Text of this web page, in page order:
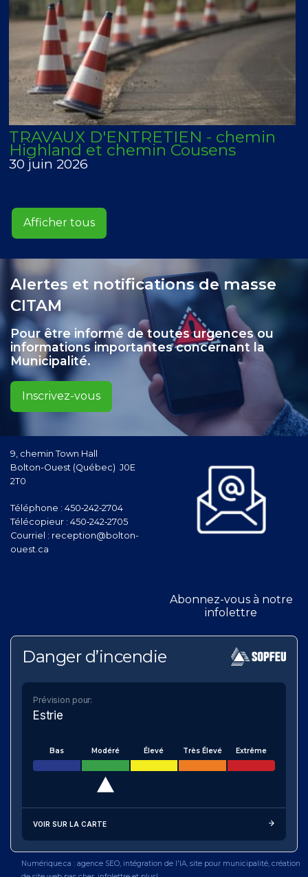
TRAVAUX D'ENTRETIEN - chemin
Highland et chemin Cousens
30 juin 2026
Afficher tous
Alertes et notifications de masse
CITAM
Pour être informé de toutes urgences ou
informations importantes concernant la
Municipalité.
Inscrivez-vous
9, chemin Town Hall
Bolton-Ouest (Québec) J0E
2T0
Téléphone : 450‑242‑2704
Télécopieur : 450‑242‑2705
Courriel : reception@bolton-
ouest.ca
Abonnez-vous à notre
infolettre
Danger d’incendie
Prévision pour:
Estrie
Bas Modéré Élevé Très Élevé Extrême
VOIR SUR LA CARTE
Numérique.ca :agence SEO, intégration de l'IA,site pour municipalité,création